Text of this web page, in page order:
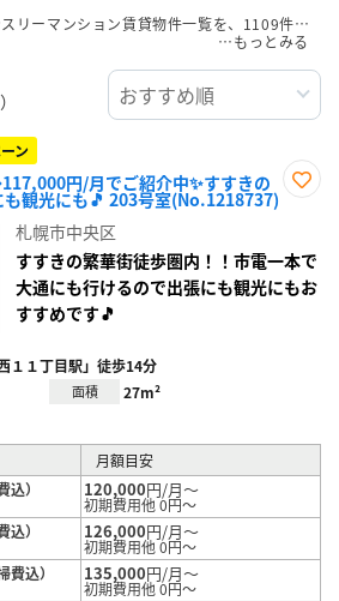
ン
円/月でご紹介中✨すすきの
観光にも🎵 203号室(No.1218737)
録
札幌市中央区
すすきの繁華街徒歩圏内！！市電一本で
大通にも行けるので出張にも観光にもお
すすめです🎵
１１丁目駅」徒歩14分
面積 27m²
月額目安
）
120,000円/月～
初期費用他 0円～
）
126,000円/月～
初期費用他 0円～
込）
135,000円/月～
初期費用他 0円～
札幌市の家具家電付きマンスリーマンション賃貸物件一覧を、1109件掲載中。敷金・礼金無料、家具・家電付をご紹介。こだわり条件での絞込みも簡単！
…